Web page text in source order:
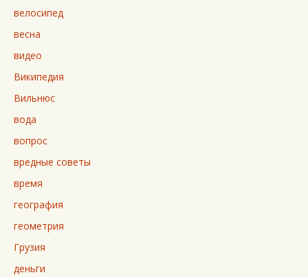
велосипед
весна
видео
Википедия
Вильнюс
вода
вопрос
вредные советы
время
география
геометрия
Грузия
деньги